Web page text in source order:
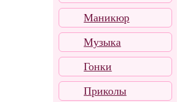
Маникюр
Музыка
Гонки
Приколы